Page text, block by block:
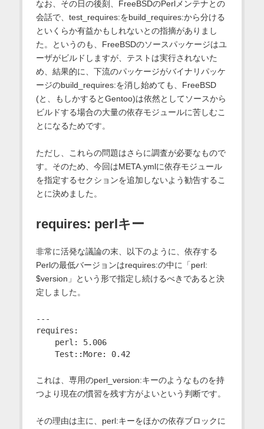
なお、その日の後刻、FreeBSDのPerlメンテナとの
会話で、test_requires:をbuild_requires:から分ける
といくらか有益かもしれないとの指摘がありまし
た。というのも、FreeBSDのソースパッケージはユ
ーザがビルドしますが、テストは実行されないた
め、結果的に、下流のパッケージがバイナリパッケ
ージのbuild_requires:を消し始めても、FreeBSD
(と、もしかするとGentoo)は依然としてソースから
ビルドする場合の大量の依存モジュールに苦しむこ
とになるためです。
ただし、これらの問題はさらに調査が必要なもので
す。そのため、今回はMETA.ymlに依存モジュール
を指定するセクションを追加しないよう勧告するこ
とに決めました。
requires: perlキー
非常に活発な議論の末、以下のように、依存する
Perlの最低バージョンはrequires:の中に「perl:
$version」という形で指定し続けるべきであると決
定しました。
---
requires:
これは、専用のperl_version:キーのようなものを持
つより現在の慣習を残す方がよいという判断です。
その理由は主に、perl:キーをほかの依存ブロックに